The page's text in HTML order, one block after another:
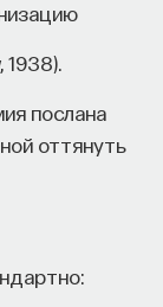
, 1938).
послана
оттянуть
к ним
что
по-